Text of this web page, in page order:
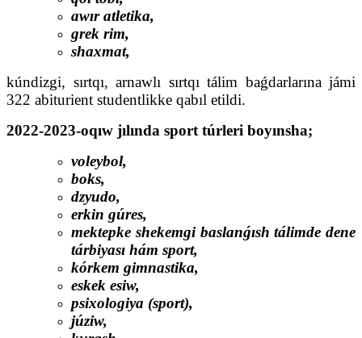
awır atletika,
grek rim,
shaxmat,
kúndizgi, sırtqı, arnawlı sırtqı tálim baǵdarlarına jámi
322 abiturient studentlikke qabıl etildi.
2022-2023-oqıw jılında sport túrleri boyınsha;
voleybol,
boks,
dzyudo,
erkin gúres,
mektepke shekemgi baslanǵısh tálimde dene
tárbiyası hám sport,
kórkem gimnastika,
eskek esiw,
psixologiya (sport),
júziw,